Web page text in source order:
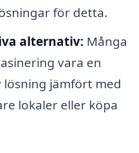
för detta.
alternativ: Många
vara en
jämfört med
lokaler eller köpa